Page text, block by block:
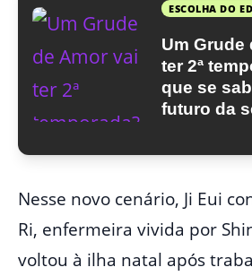
ESCOLHA DO
Um Grude
ter 2ª
que se
futuro da
Nesse novo cenário, Ji Eui
Ri, enfermeira vivida por
voltou à ilha natal após